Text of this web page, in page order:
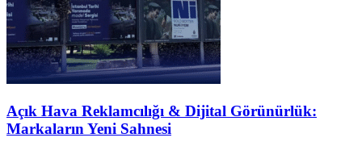
Açık Hava Reklamcılığı & Dijital Görünürlük:
Markaların Yeni Sahnesi